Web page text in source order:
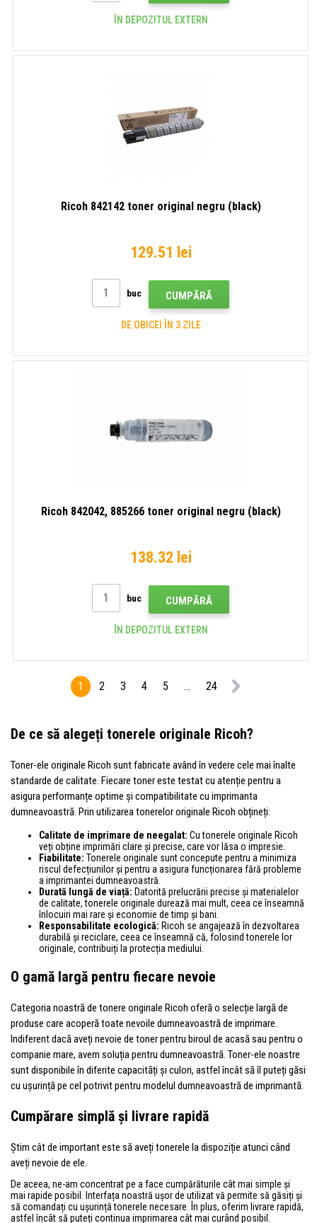
ÎN DEPOZITUL EXTERN
Ricoh 842142 toner original negru (black)
129.51 lei
buc CUMPĂRĂ
DE OBICEI ÎN 3 ZILE
Ricoh 842042, 885266 toner original negru (black)
138.32 lei
buc CUMPĂRĂ
ÎN DEPOZITUL EXTERN
1 2 3 4 5 ... 24
De ce să alegeți tonerele originale Ricoh?
Toner-ele originale Ricoh sunt fabricate având în vedere cele mai înalte
standarde de calitate. Fiecare toner este testat cu atenție pentru a
asigura performanțe optime și compatibilitate cu imprimanta
dumneavoastră. Prin utilizarea tonerelor originale Ricoh obțineți:
Calitate de imprimare de neegalat: Cu tonerele originale Ricoh
veți obține imprimări clare și precise, care vor lăsa o impresie.
Fiabilitate: Tonerele originale sunt concepute pentru a minimiza
riscul defecțiunilor și pentru a asigura funcționarea fără probleme
a imprimantei dumneavoastră.
Durată lungă de viață: Datorită prelucrării precise și materialelor
de calitate, tonerele originale durează mai mult, ceea ce înseamnă
înlocuiri mai rare și economie de timp și bani.
Responsabilitate ecologică: Ricoh se angajează în dezvoltarea
durabilă și reciclare, ceea ce înseamnă că, folosind tonerele lor
originale, contribuiți la protecția mediului.
O gamă largă pentru fiecare nevoie
Categoria noastră de tonere originale Ricoh oferă o selecție largă de
produse care acoperă toate nevoile dumneavoastră de imprimare.
Indiferent dacă aveți nevoie de toner pentru biroul de acasă sau pentru o
companie mare, avem soluția pentru dumneavoastră. Toner-ele noastre
sunt disponibile în diferite capacități și culori, astfel încât să îl puteți găsi
cu ușurință pe cel potrivit pentru modelul dumneavoastră de imprimantă.
Cumpărare simplă și livrare rapidă
Știm cât de important este să aveți tonerele la dispoziție atunci când
aveți nevoie de ele.
De aceea, ne-am concentrat pe a face cumpărăturile cât mai simple și
mai rapide posibil. Interfața noastră ușor de utilizat vă permite să găsiți și
să comandați cu ușurință tonerele necesare. În plus, oferim livrare rapidă,
astfel încât să puteți continua imprimarea cât mai curând posibil.